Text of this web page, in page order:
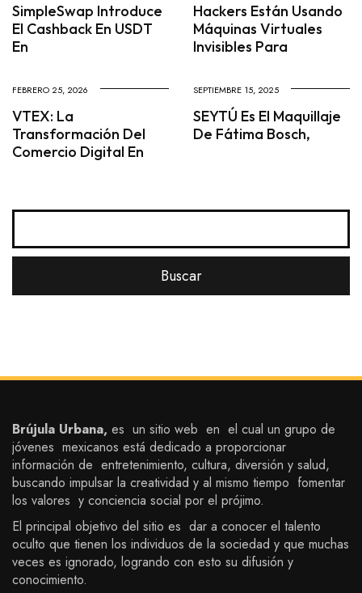
SimpleSwap Introduce
El Cashback En USDT
En
Hackers Están Usando
Máquinas Virtuales
Invisibles Para
FEBRERO 25, 2026
VTEX: La
Transformación Del
Comercio Digital En
SEPTIEMBRE 15, 2025
SEYTÚ Es El Maquillaje
De Fátima Bosch,
Brújula Urbana, es un sitio web en el cual un grupo de
jóvenes mexicanos está dedicado a proporcionar
información de entretenimiento, cultura, diversión y salud,
buscando impulsar la creatividad y al mismo tiempo fomentar
los valores y conciencia social por el prójimo.
El principal objetivo del sitio es dar a conocer el talento
oculto que tienen los individuos de la sociedad y que muchas
veces es ignorado, logrando con esto su difusión y
conocimiento.